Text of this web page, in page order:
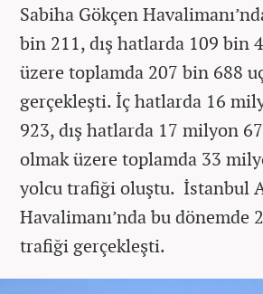
Sabiha Gökçen
bin 211, dış hatlarda 109 bin
üzere toplamda 207 bin 688
gerçekleşti. İç hatlarda 16
923, dış hatlarda 17 milyon
olmak üzere toplamda 33
yolcu trafiği oluştu. İstanbul
Havalimanı’nda bu dönemde
trafiği gerçekleşti.